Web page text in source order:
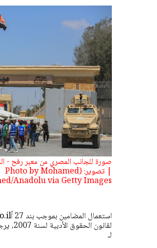
صورة للجانب المصري من معبر رفح -
| تصوير: (Photo by Mohamed
Anadolu via Getty Images)
استعمال المضامين بموجب بند 27 أ
لقانون
لـ